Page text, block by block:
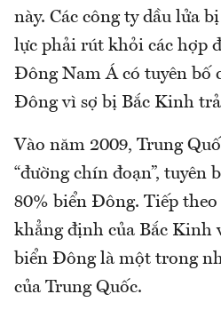
này. Các công ty dầu lửa
lực phải rút khỏi các hợp
Đông Nam Á có tuyên bố
Đông vì sợ bị Bắc Kinh
Vào năm 2009, Trung
“đường chín đoạn”, tuyên
80% biển Đông. Tiếp
khẳng định của Bắc Kinh
biển Đông là một trong
của Trung Quốc.